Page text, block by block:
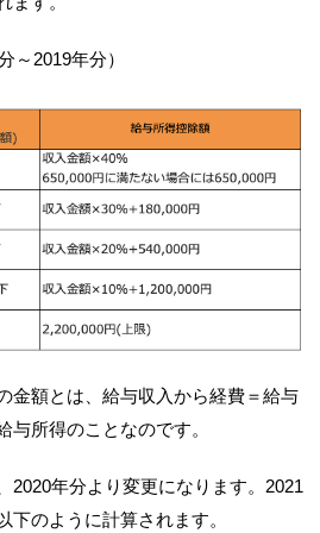
～2019年分）
金額とは、給与収入から経費＝給与
与所得のことなのです。
2020年分より変更になります。2021
のように計算されます。